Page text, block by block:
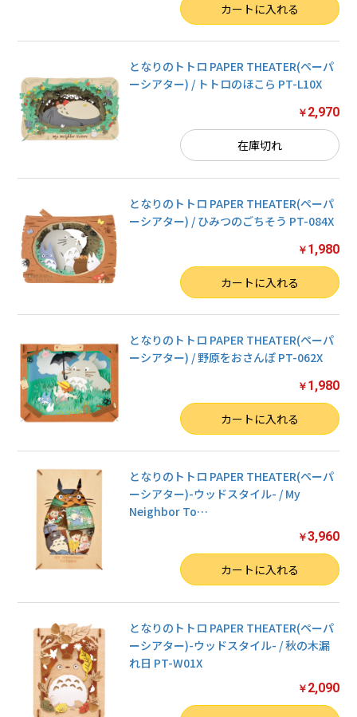
カートに入れる
となりのトトロ PAPER THEATER(ペーパ
ーシアター) / トトロのほこら PT-L10X
￥ 2,970
在庫切れ
となりのトトロ PAPER THEATER(ペーパ
ーシアター) / ひみつのごちそう PT-084X
￥ 1,980
カートに入れる
となりのトトロ PAPER THEATER(ペーパ
ーシアター) / 野原をおさんぽ PT-062X
￥ 1,980
カートに入れる
となりのトトロ PAPER THEATER(ペーパ
ーシアター)-ウッドスタイル- / My
Neighbor To…
￥3,960
カートに入れる
となりのトトロ PAPER THEATER(ペーパ
ーシアター)-ウッドスタイル- / 秋の木漏
れ日 PT-W01X
￥ 2,090